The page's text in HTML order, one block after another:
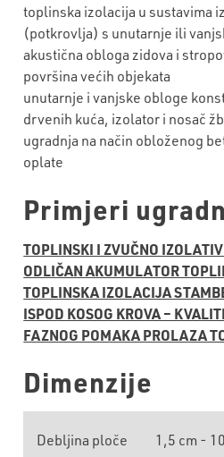
toplinska izolacija u sustavima
(potkrovlja) s unutarnje ili
akustična obloga zidova i
površina većih objekata
unutarnje i vanjske obloge
drvenih kuća, izolator i nosač
ugradnja na način obloženog
oplate
Primjeri
TOPLINSKI I ZVUČNO
ODLIČAN AKUMULATOR
TOPLINSKA IZOLACIJA
ISPOD KOSOG KROVA –
FAZNOG POMAKA PROLAZA
Dimenzije
Debljina ploče 1,5 cm -